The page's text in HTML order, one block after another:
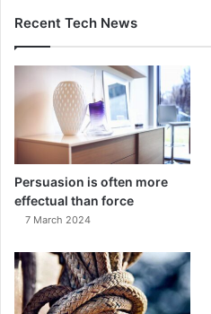
Recent Tech News
Persuasion is often more
effectual than force
7 March 2024